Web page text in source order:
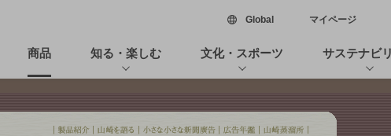
Global新しいウィンドウで開く
マイページ
商品 知る・楽しむ 文化・スポーツ サステナビ